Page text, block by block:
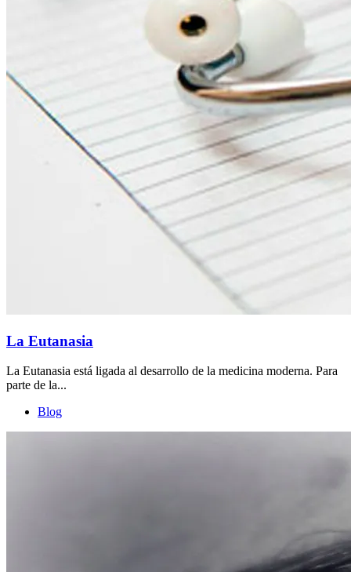
La Eutanasia
La Eutanasia está ligada al desarrollo de la medicina moderna. Para
parte de la...
Blog